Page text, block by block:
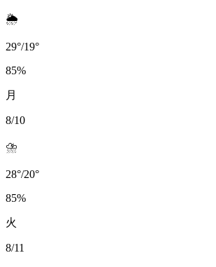
🌦️
29°/19°
85%
月
8/10
⛈️
28°/20°
85%
火
8/11